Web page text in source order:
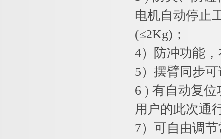
电机自动停止
(≤2Kg)；
4）防冲功能
5）摆臂同步
6 ) 有自动复
用户的此次通
7）可自由调